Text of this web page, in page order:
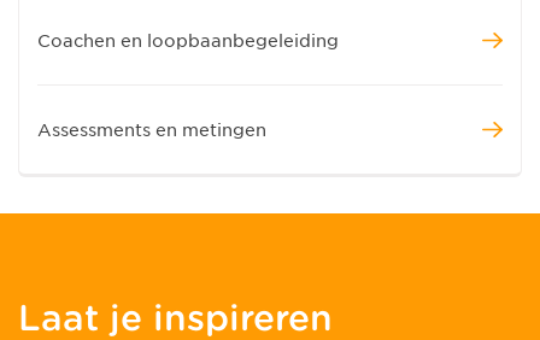
Coachen en loopbaanbegeleiding
Assessments en metingen
Laat je inspireren